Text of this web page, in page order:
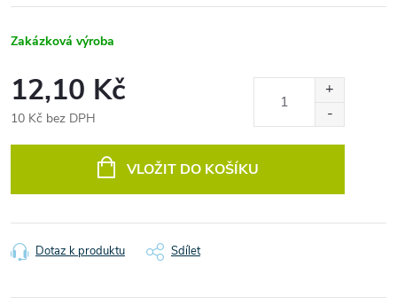
Zakázková výroba
12,10 Kč
10 Kč bez DPH
VLOŽIT DO KOŠÍKU
Dotaz k produktu Sdílet